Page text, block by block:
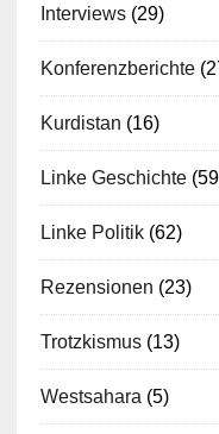
Interviews(29)
Konferenzberichte
Kurdistan (16)
Linke Geschichte
Linke Politik(62)
Rezensionen (23)
Trotzkismus(13)
Westsahara (5)